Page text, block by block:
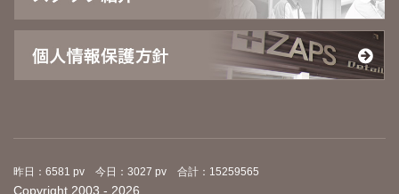
昨日：6581 pv 今日：3027 pv 合計：15259565
Copyright 2003 - 2026